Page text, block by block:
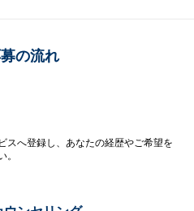
の流れ
スへ登録し、あなたの経歴やご希望を
。